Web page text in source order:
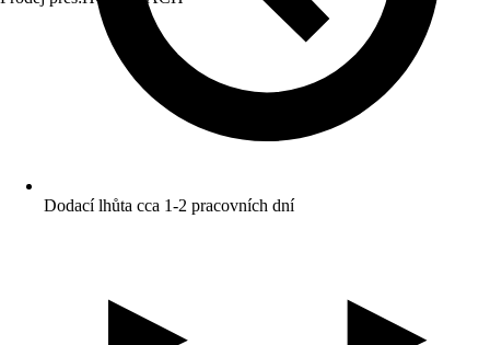
Dodací lhůta cca 1-2 pracovních dní